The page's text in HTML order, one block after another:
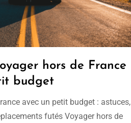
hors de France
budget
avec un petit budget : astuces,
futés Voyager hors de